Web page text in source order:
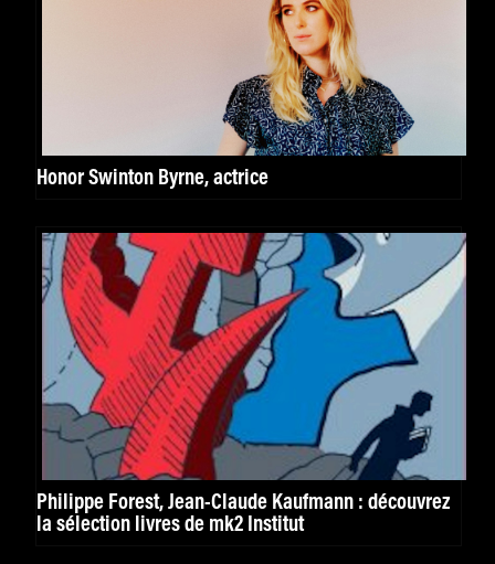
Honor Swinton Byrne, actrice
Philippe Forest, Jean-Claude Kaufmann : découvrez
la sélection livres de mk2 Institut